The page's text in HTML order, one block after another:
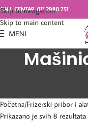
Skip to navigation
Skip to main content
CALL CENTAR: 011 2980 751
MENI
Početna Frizerski pribor i
Prikazano je svih 8 rezultata